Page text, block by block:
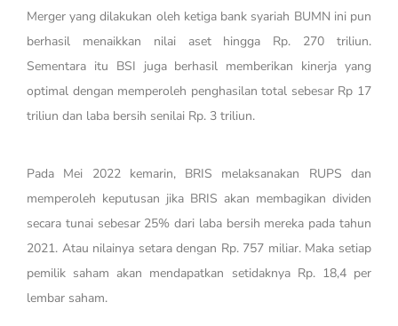
Merger yang dilakukan oleh ketiga bank syariah BUMN ini pun
berhasil menaikkan nilai aset hingga Rp. 270 triliun.
Sementara itu BSI juga berhasil memberikan kinerja yang
optimal dengan memperoleh penghasilan total sebesar Rp 17
triliun dan laba bersih senilai Rp. 3 triliun.
Pada Mei 2022 kemarin, BRIS melaksanakan RUPS dan
memperoleh keputusan jika BRIS akan membagikan dividen
secara tunai sebesar 25% dari laba bersih mereka pada tahun
2021. Atau nilainya setara dengan Rp. 757 miliar. Maka setiap
pemilik saham akan mendapatkan setidaknya Rp. 18,4 per
lembar saham.